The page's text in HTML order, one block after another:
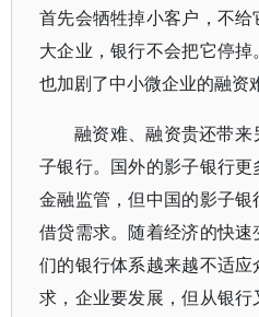
首先会牺牲掉小客户，不
大企业，银行不会把它停
也加剧了中小微企业的融资
融资难、融资贵还带
子银行。国外的影子银行
金融监管，但中国的影子
借贷需求。随着经济的快
们的银行体系越来越不适
求，企业要发展，但从银